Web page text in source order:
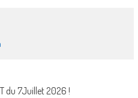
du 7Juillet 2026 !